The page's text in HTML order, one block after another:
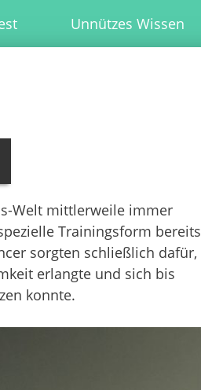
Unnützes Wissen
Welt mittlerweile immer
Trainingsform bereits
sorgten schließlich dafür,
erlangte und sich bis
konnte.